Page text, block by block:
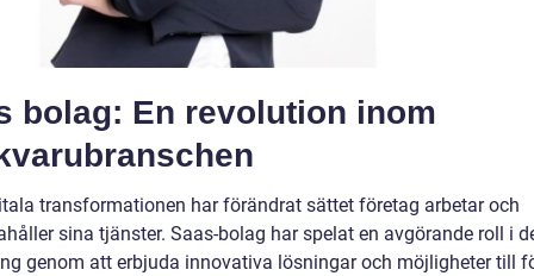
bolag: En revolution inom
transformationen har förändrat sättet företag arbetar och
sina tjänster. Saas-bolag har spelat en avgörande roll i
genom att erbjuda innovativa lösningar och möjligheter till